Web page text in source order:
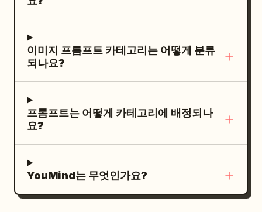
된 일본어 흰색 어시스턴트 패널을 보여주세
요. 이 패널의 오른쪽 상단에는 열린 모델 드롭
다운을 표시하세요. 드롭다운에는 체크 표시와
Claude Opus 4.8, Claude Opus 5, GPT 등
정확히 5개의 선택 항목이 보여야 합니다.
Claude Opus 5 행을 빨간색 직사각형 테두리
은 회색 텍스트로 공급자 레이블 Anthropic을
표시하세요. 그 아래에는 프레젠테이션 열기,
로 주고받는 모습. 하단 스트립: 일본어로 사용
예시 영역이라는 제목의 섹션을 추가하고, 캡
치하세요: 1. 주식과 자금 정리로 시작. 2. 포드
를 도킹하여 회사 운영. 3. 거래 하버를 활용한
판매. 4. 종료 단계의 결제 및 분배. 특징 행: 히
과 함께 짧은 일본어 장점(보기 쉬움, 흩어지지
정보를 보여주는 베이지색 사양 박스를 추가하
고, 대략적인 치수
W322 × D166 × H18mm
와 회사 포드 치수 W84 × D117 × H30mm 를
인 펜촉/베지에 아이콘, 3 오른쪽에 마이크 아
들이 서로 얽히고 꼬여 혼란스러운 모습을 보여
줍니다. 오른쪽 열은 청록색/파란색 테마를 사
MODEL”이라는 작은 부제목, 중앙에는 둥근
이미지 프롬프트 카테고리는 어떻게 분류
되나요?
프롬프트는 어떻게 카테고리에 배정되나
요?
YouMind는 무엇인가요?